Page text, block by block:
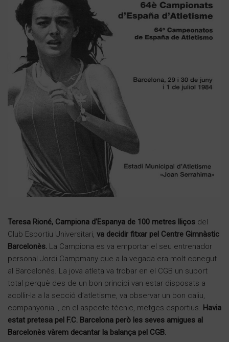
Teresa Rioné, Campiona d’Espanya de 100 metres lliços del
Club Esportiu Universitari, va decidir fitxar pel Centre Gimnàstic
Barcelonès. La Campiona es va emportar el seu entrenador
personal Jordi Campmany que a la vegada era molt conegut
al Barcelonès. La jova atleta va trobar en el CGB un suport
total perquè des de un bon principi van estar disposats a
acollir-la a la secció d’atletisme, va observar un bon caliu,
companyonia i, en el aspecte tècnic, metges esportius. Havia
estat pretesa pel F.C. Barcelona però les seves amigues al
Barcelonès vàrem decantar la balança pel CGB.